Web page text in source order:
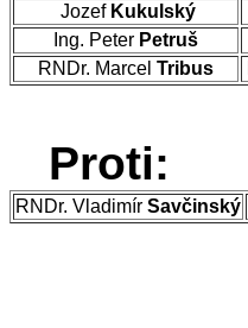
Jozef Kukulský
Ing. Peter Petruš
RNDr. Marcel Tribus
Proti:
RNDr. Vladimír Savčinský